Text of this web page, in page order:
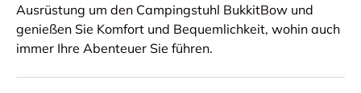
Ausrüstung um den Campingstuhl BukkitBow und
genießen Sie Komfort und Bequemlichkeit, wohin auch
immer Ihre Abenteuer Sie führen.